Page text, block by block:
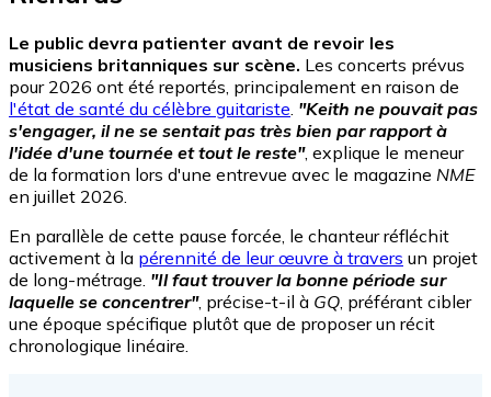
Le public devra patienter avant de revoir les
musiciens britanniques sur scène. Les concerts prévus
pour 2026 ont été reportés, principalement en raison de
l'état de santé du célèbre guitariste. "Keith ne pouvait pas
s'engager, il ne se sentait pas très bien par rapport à
l'idée d'une tournée et tout le reste", explique le meneur
de la formation lors d'une entrevue avec le magazine NME
en juillet 2026.
En parallèle de cette pause forcée, le chanteur réfléchit
activement à la pérennité de leur œuvre à travers un projet
de long-métrage. "Il faut trouver la bonne période sur
laquelle se concentrer", précise-t-il à GQ, préférant cibler
une époque spécifique plutôt que de proposer un récit
chronologique linéaire.